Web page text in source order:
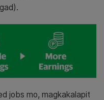
jobs mo, magkakalapit